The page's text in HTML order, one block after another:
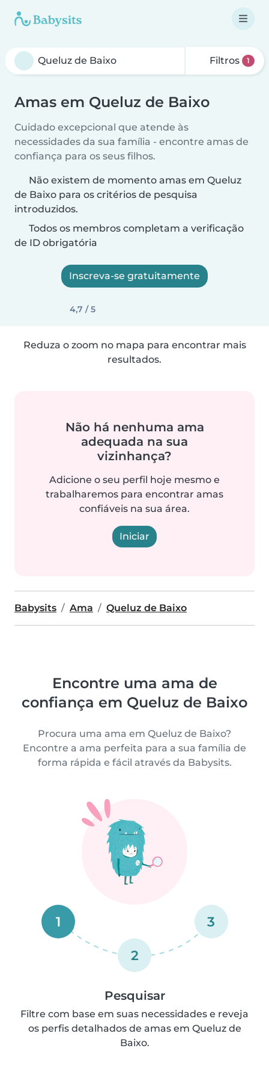
Filtros 1
Amas em Queluz de Baixo
Cuidado excepcional que atende às
necessidades da sua família - encontre amas de
confiança para os seus filhos.
Não existem de momento amas em Queluz
de Baixo para os critérios de pesquisa
introduzidos.
Todos os membros completam a verificação
de ID obrigatória
Inscreva-se gratuitamente
4,7 / 5
Reduza o zoom no mapa para encontrar mais
resultados.
Não há nenhuma ama
adequada na sua
vizinhança?
Adicione o seu perfil hoje mesmo e
trabalharemos para encontrar amas
confiáveis na sua área.
Iniciar
Babysits Ama Queluz de Baixo
Encontre uma ama de
confiança em Queluz de Baixo
Procura uma ama em Queluz de Baixo?
Encontre a ama perfeita para a sua família de
forma rápida e fácil através da Babysits.
1
2
3
Pesquisar
Filtre com base em suas necessidades e reveja
os perfis detalhados de amas em Queluz de
Baixo.